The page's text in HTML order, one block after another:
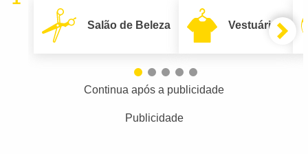
Salão de Beleza Vestuário
Continua após a publicidade
Publicidade